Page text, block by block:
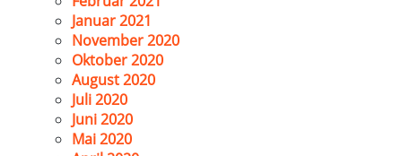
Januar 2021
November 2020
Oktober 2020
August 2020
Juli 2020
Juni 2020
Mai 2020